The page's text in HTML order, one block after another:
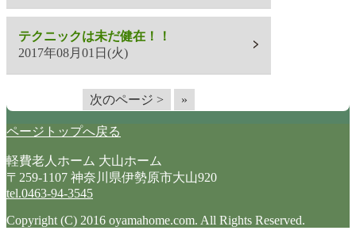
テクニックは未だ健在！！
2017年08月01日(火)
次のページ > »
ページトップへ戻る
軽費老人ホーム 大山ホーム
〒259-1107 神奈川県伊勢原市大山920
tel.0463-94-3545
Copyright (C) 2016 oyamahome.com. All Rights Reserved.